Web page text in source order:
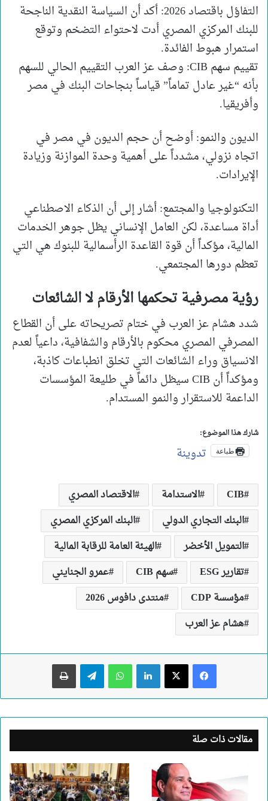
التفاؤل باقتصاد 2026: أكد أن السياسة النقدية الناجحة
للبنك المركزي المصري أدت لاحتواء التضخم وتوقع
استمرار هبوط الفائدة.
تقييم سهم CIB: وصف عز العرب التقييم الحالي للسهم
بأنه “غير عادل تماماً” قياساً بنجاحات البنك في مصر
وأفريقيا.
الديون والنمو: أوضح أن حجم الديون في مصر في
اتجاه نزولي، مشدداً على أهمية وحدة الموازنة وزيادة
الإيرادات.
التكنولوجيا والمجتمع: أشار إلى أن الذكاء الاصطناعي
أداة مساعدة، لكن العامل الإنساني يظل جوهر الخدمات
المالية، مؤكداً أن قوة القاعدة الرأسمالية للبنوك هي التي
تعظم دورها المجتمعي.
رؤية مصرفية تحكمها الأرقام لا الشائعات
شدد هشام عز العرب في ختام تصريحاته على أن القطاع
المصرفي المصري محكوم بالأرقام والشفافية، داعياً لعدم
الانسياق وراء الشائعات التي تخلق انطباعات كاذبة،
ومؤكداً أن CIB سيظل دائماً في طليعة المؤسسات
الداعمة للاستقرار والنمو المستدام.
شارك هذا الموضوع:
طباعة تدوينة
CIB الاستدامة
الاقتصاد المصري
البنك التجاري الدولي
البنك المركزي المصري
التمويل الأخضر
الهيئة العامة للرقابة المالية
تقارير ESG
سهم CIB
عمرو الجنايني
مؤسسة CDP
منتدى دافوس 2026
هشام عز العرب
لينكدإن واتساب تيلقرام طباعة
مقالات ذات صلة